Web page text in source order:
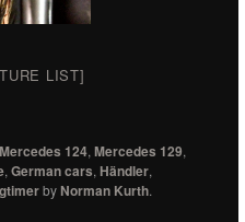
LIST]
Mercedes 124,Mercedes 129,
,German cars,Händler,
byNorman Kurth.